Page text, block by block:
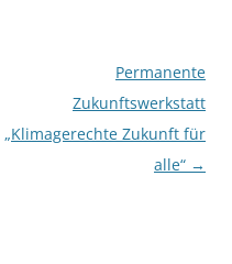
Permanente
Zukunftswerkstatt
„Klimagerechte Zukunft für
alle“ →